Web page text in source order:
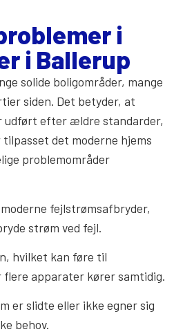
i
i Ballerup
solide boligområder, mange
siden. Det betyder, at
udført efter ældre standarder,
det moderne hjems
problemområder
fejlstrømsafbryder,
strøm ved fejl.
hvilket kan føre til
apparater kører samtidig.
er slidte eller ikke egner sig
behov.